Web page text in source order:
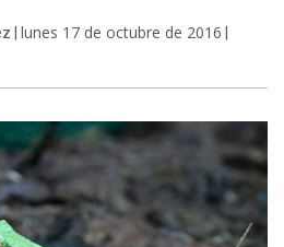
| lunes 17 de octubre de 2016